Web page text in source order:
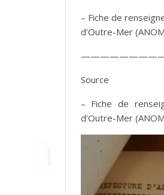
– Fiche de
d’Outre-Mer
Source
– Fiche de
d’Outre-Mer